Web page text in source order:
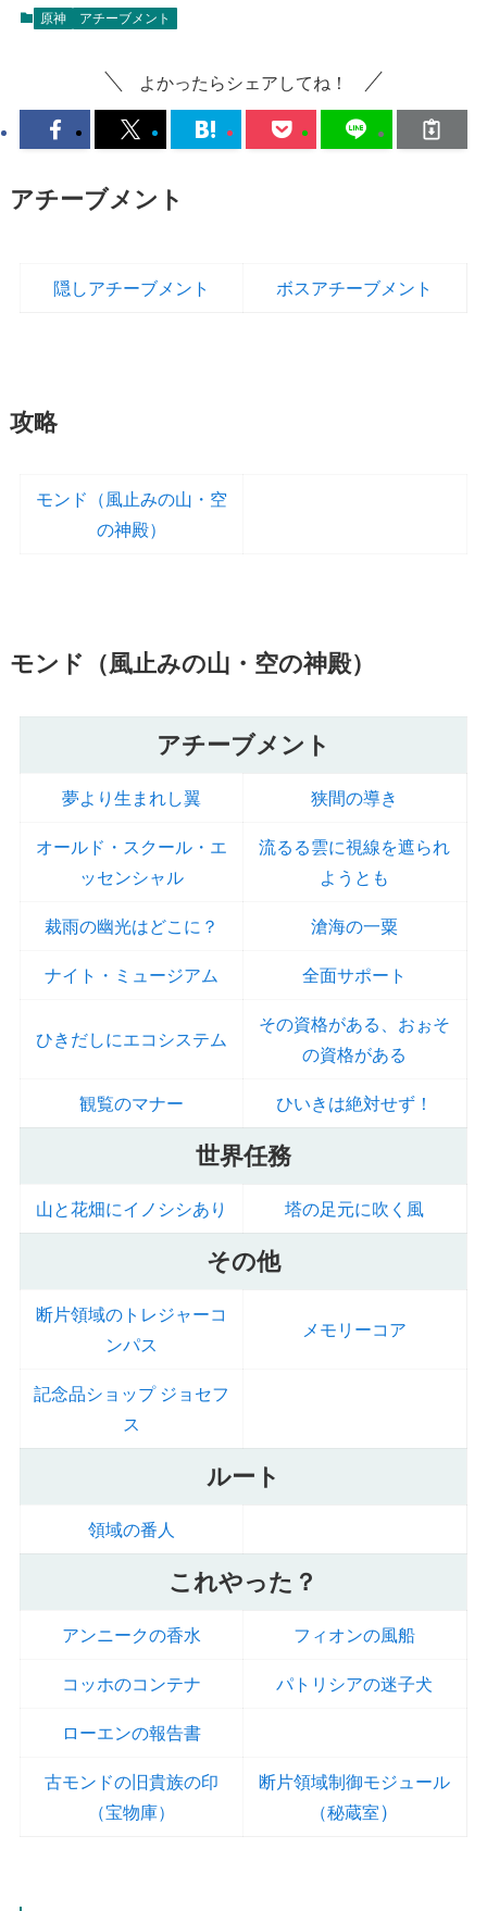
原神 アチーブメント
よかったらシェアしてね！
アチーブメント
隠しアチーブメント ボスアチーブメント
攻略
モンド（風止みの山・空
の神殿）
モンド（風止みの山・空の神殿）
アチーブメント
夢より生まれし翼 狭間の導き
オールド・スクール・エ
ッセンシャル
流るる雲に視線を遮られ
ようとも
裁雨の幽光はどこに？ 滄海の一粟
ナイト・ミュージアム 全面サポート
ひきだしにエコシステム
その資格がある、おぉそ
の資格がある
観覧のマナー ひいきは絶対せず！
世界任務
山と花畑にイノシシあり 塔の足元に吹く風
その他
断片領域のトレジャーコ
ンパス
メモリーコア
記念品ショップ ジョセフ
ス
ルート
領域の番人
これやった？
アンニークの香水 フィオンの風船
コッホのコンテナ パトリシアの迷子犬
ローエンの報告書
古モンドの旧貴族の印
（宝物庫）
断片領域制御モジュール
（秘蔵室 ）